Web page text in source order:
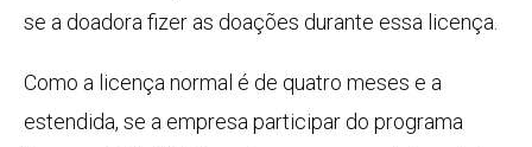
se a doadora fizer as doações durante essa licença.
Como a licença normal é de quatro meses e a
estendida, se a empresa participar do programa